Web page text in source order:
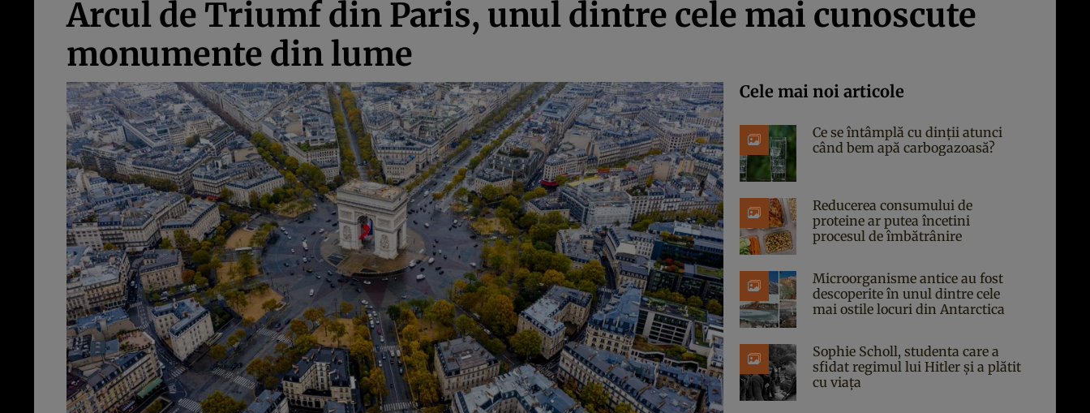
Arcul de Triumf din Paris, unul dintre cele mai cunoscute
monumente din lume
Cele mai noi articole
Ce se întâmplă cu dinții atunci
când bem apă carbogazoasă?
Reducerea consumului de
proteine ar putea încetini
procesul de îmbătrânire
Microorganisme antice au fost
descoperite în unul dintre cele
mai ostile locuri din Antarctica
Sophie Scholl, studenta care a
sfidat regimul lui Hitler și a plătit
cu viața